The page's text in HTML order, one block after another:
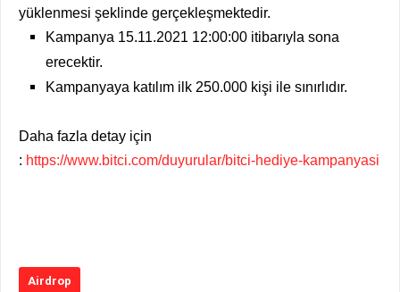
yüklenmesi şeklinde gerçekleşmektedir.
Kampanya 15.11.2021 12:00:00 itibarıyla sona
erecektir.
Kampanyaya katılım ilk 250.000 kişi ile sınırlıdır.
Daha fazla detay için
: https://www.bitci.com/duyurular/bitci-hediye-kampanyasi
Airdrop